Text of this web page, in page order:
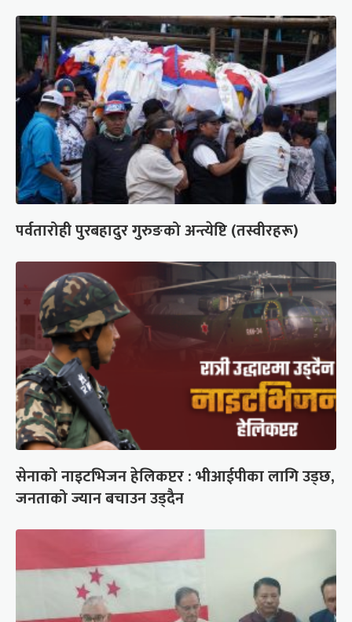
पर्वतारोही पुरबहादुर गुरुङको अन्त्येष्टि (तस्वीरहरू)
सेनाको नाइटभिजन हेलिकप्टर : भीआईपीका लागि उड्छ,
जनताको ज्यान बचाउन उड्दैन